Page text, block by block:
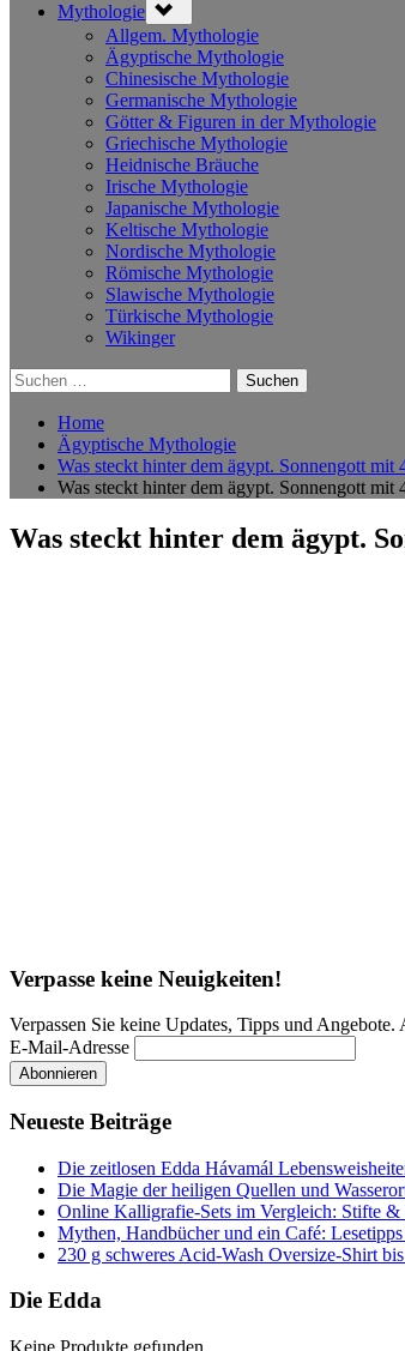
Mythologie sub-
menu
Allgem. Mythologie
Ägyptische Mythologie
Chinesische Mythologie
Germanische Mythologie
Götter & Figuren in der Mythologie
Griechische Mythologie
Heidnische Bräuche
Irische Mythologie
Japanische Mythologie
Keltische Mythologie
Nordische Mythologie
Römische Mythologie
Slawische Mythologie
Türkische Mythologie
Wikinger
Suchen
nach:
Home
Ägyptische Mythologie
Was steckt hinter dem ägypt. Sonnengott mit
Was steckt hinter dem ägypt. Sonnengott mit
Was steckt hinter dem ägypt.
Verpasse keine Neuigkeiten!
Verpassen Sie keine Updates, Tipps und
E-Mail-Adresse
Neueste Beiträge
Die zeitlosen Edda Hávamál
Die Magie der heiligen Quellen und
Online Kalligrafie‑Sets im Vergleich: Stifte &
Mythen, Handbücher und ein Café:
230 g schweres Acid-Wash Oversize-Shirt
Die Edda